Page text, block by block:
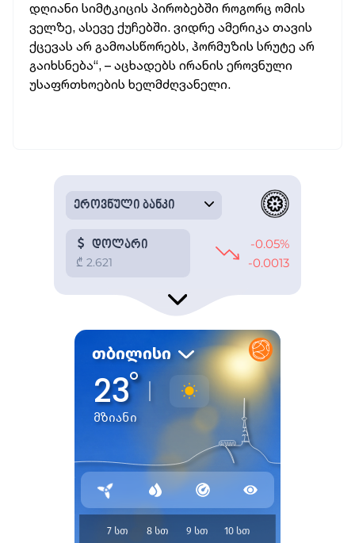
დღიანი სიმტკიცის პირობებში როგორც ომის
ველზე, ასევე ქუჩებში. ვიდრე ამერიკა თავის
ქცევას არ გამოასწორებს, ჰორმუზის სრუტე არ
გაიხსნება“, – აცხადებს ირანის ეროვნული
უსაფრთხოების ხელმძღვანელი.